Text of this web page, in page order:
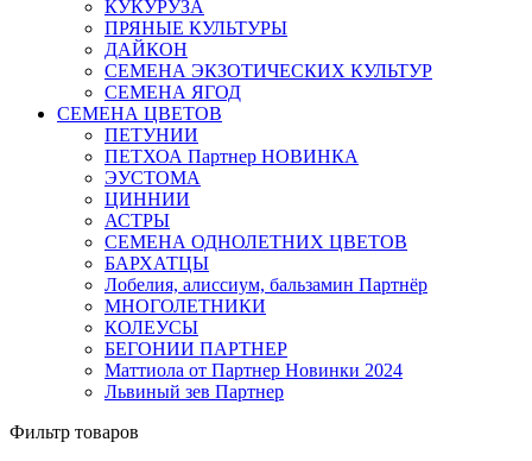
КУКУРУЗА
ПРЯНЫЕ КУЛЬТУРЫ
ДАЙКОН
СЕМЕНА ЭКЗОТИЧЕСКИХ КУЛЬТУР
СЕМЕНА ЯГОД
СЕМЕНА ЦВЕТОВ
ПЕТУНИИ
ПЕТХОА Партнер НОВИНКА
ЭУСТОМА
ЦИННИИ
АСТРЫ
СЕМЕНА ОДНОЛЕТНИХ ЦВЕТОВ
БАРХАТЦЫ
Лобелия, алиссиум, бальзамин Партнёр
МНОГОЛЕТНИКИ
КОЛЕУСЫ
БЕГОНИИ ПАРТНЕР
Маттиола от Партнер Новинки 2024
Львиный зев Партнер
Фильтр товаров